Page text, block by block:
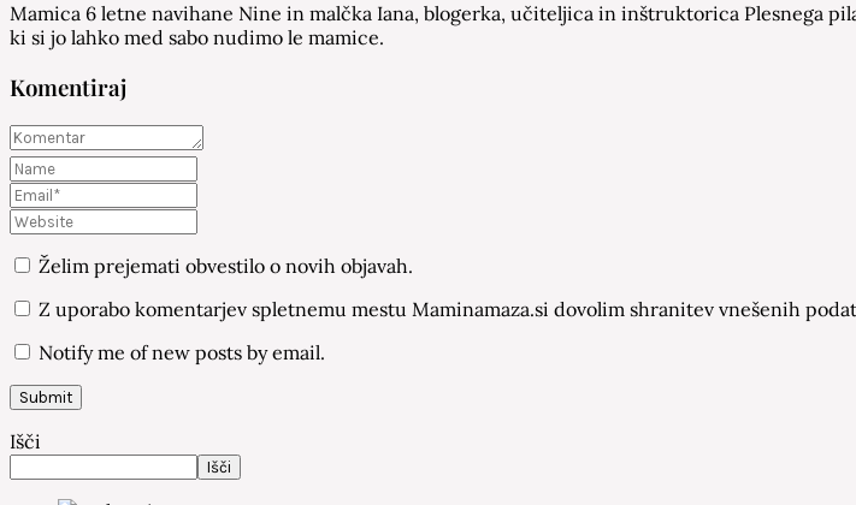
Mamica 6 letne navihane Nine in malčka Iana, blogerka, učiteljica in inštruktorica Plesnega
ki si jo lahko med sabo nudimo le mamice.
Komentiraj
Želim prejemati obvestilo o novih objavah.
Z uporabo komentarjev spletnemu mestu Maminamaza.si dovolim shranitev vnešenih
Notify me of new posts by email.
Išči
Išči